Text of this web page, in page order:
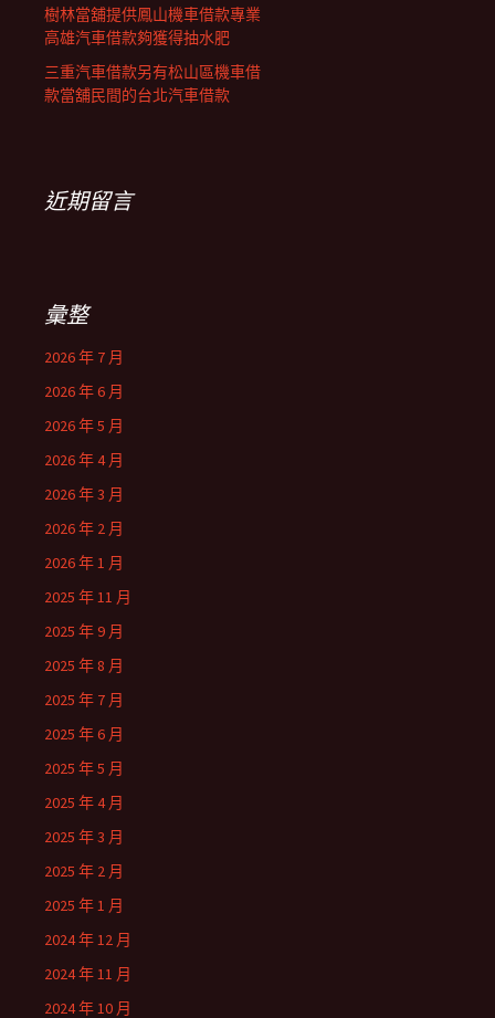
樹林當舖提供鳳山機車借款專業
高雄汽車借款夠獲得抽水肥
三重汽車借款另有松山區機車借
款當舖民間的台北汽車借款
近期留言
彙整
2026 年 7 月
2026 年 6 月
2026 年 5 月
2026 年 4 月
2026 年 3 月
2026 年 2 月
2026 年 1 月
2025 年 11 月
2025 年 9 月
2025 年 8 月
2025 年 7 月
2025 年 6 月
2025 年 5 月
2025 年 4 月
2025 年 3 月
2025 年 2 月
2025 年 1 月
2024 年 12 月
2024 年 11 月
2024 年 10 月